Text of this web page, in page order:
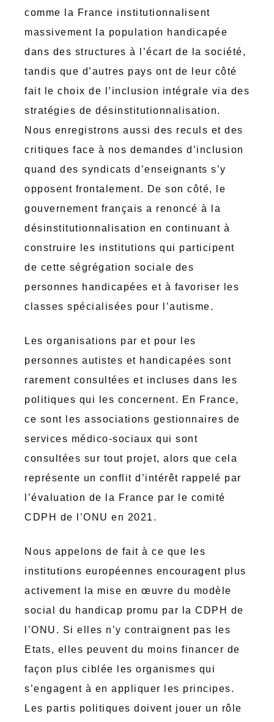
comme la France institutionnalisent
massivement la population handicapée
dans des structures à l’écart de la société,
tandis que d’autres pays ont de leur côté
fait le choix de l’inclusion intégrale via des
stratégies de désinstitutionnalisation.
Nous enregistrons aussi des reculs et des
critiques face à nos demandes d’inclusion
quand des syndicats d’enseignants s’y
opposent frontalement. De son côté, le
gouvernement français a renoncé à la
désinstitutionnalisation en continuant à
construire les institutions qui participent
de cette ségrégation sociale des
personnes handicapées et à favoriser les
classes spécialisées pour l’autisme.
Les organisations par et pour les
personnes autistes et handicapées sont
rarement consultées et incluses dans les
politiques qui les concernent. En France,
ce sont les associations gestionnaires de
services médico-sociaux qui sont
consultées sur tout projet, alors que cela
représente un conflit d’intérêt rappelé par
l’évaluation de la France par le comité
CDPH de l’ONU en 2021.
Nous appelons de fait à ce que les
institutions européennes encouragent plus
activement la mise en œuvre du modèle
social du handicap promu par la CDPH de
l’ONU. Si elles n’y contraignent pas les
Etats, elles peuvent du moins financer de
façon plus ciblée les organismes qui
s’engagent à en appliquer les principes.
Les partis politiques doivent jouer un rôle